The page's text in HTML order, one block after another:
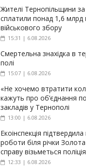
Жителі Тернопільщини за
сплатили понад 1,6 млрд
військового збору
15:31 | 6.08.2026
Смертельна знахідка в
полі
15:07 | 6.08.2026
«Не хочемо втратити
кажуть про об’єднання
закладів у Тернополі
13:00 | 6.08.2026
Екоінспекція підтвердила
роботи біля річки
справу візьметься поліція
12:33 | 6.08.2026